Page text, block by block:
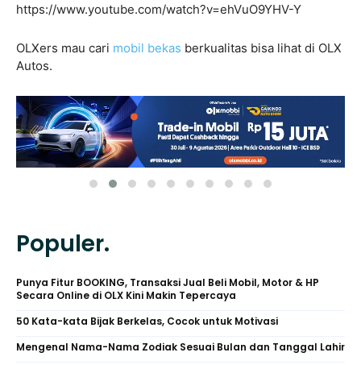
https://www.youtube.com/watch?v=ehVuO9YHV-Y
OLXers mau cari mobil bekas berkualitas bisa lihat di OLX
Autos.
Populer.
Punya Fitur BOOKING, Transaksi Jual Beli Mobil, Motor & HP
Secara Online di OLX Kini Makin Tepercaya
50 Kata-kata Bijak Berkelas, Cocok untuk Motivasi
Mengenal Nama-Nama Zodiak Sesuai Bulan dan Tanggal Lahir